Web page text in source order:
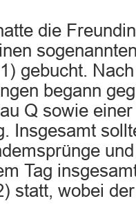
die
gebucht. Nach
begann
Q sowie
Insgesamt
Tag
statt, wobei